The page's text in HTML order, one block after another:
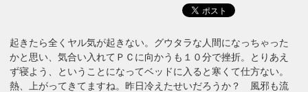
起きたら全くヤル気が起きない。グウタラな人間になっちゃった
かと思い、気合い入れてＰＣに向かうも１０分で挫折。とりあえ
ず寝よう、ということになってベッドに入ると寒くて仕方ない。
熱、上がってきてますね。昨日冷えたせいだろうか？ 風邪も流